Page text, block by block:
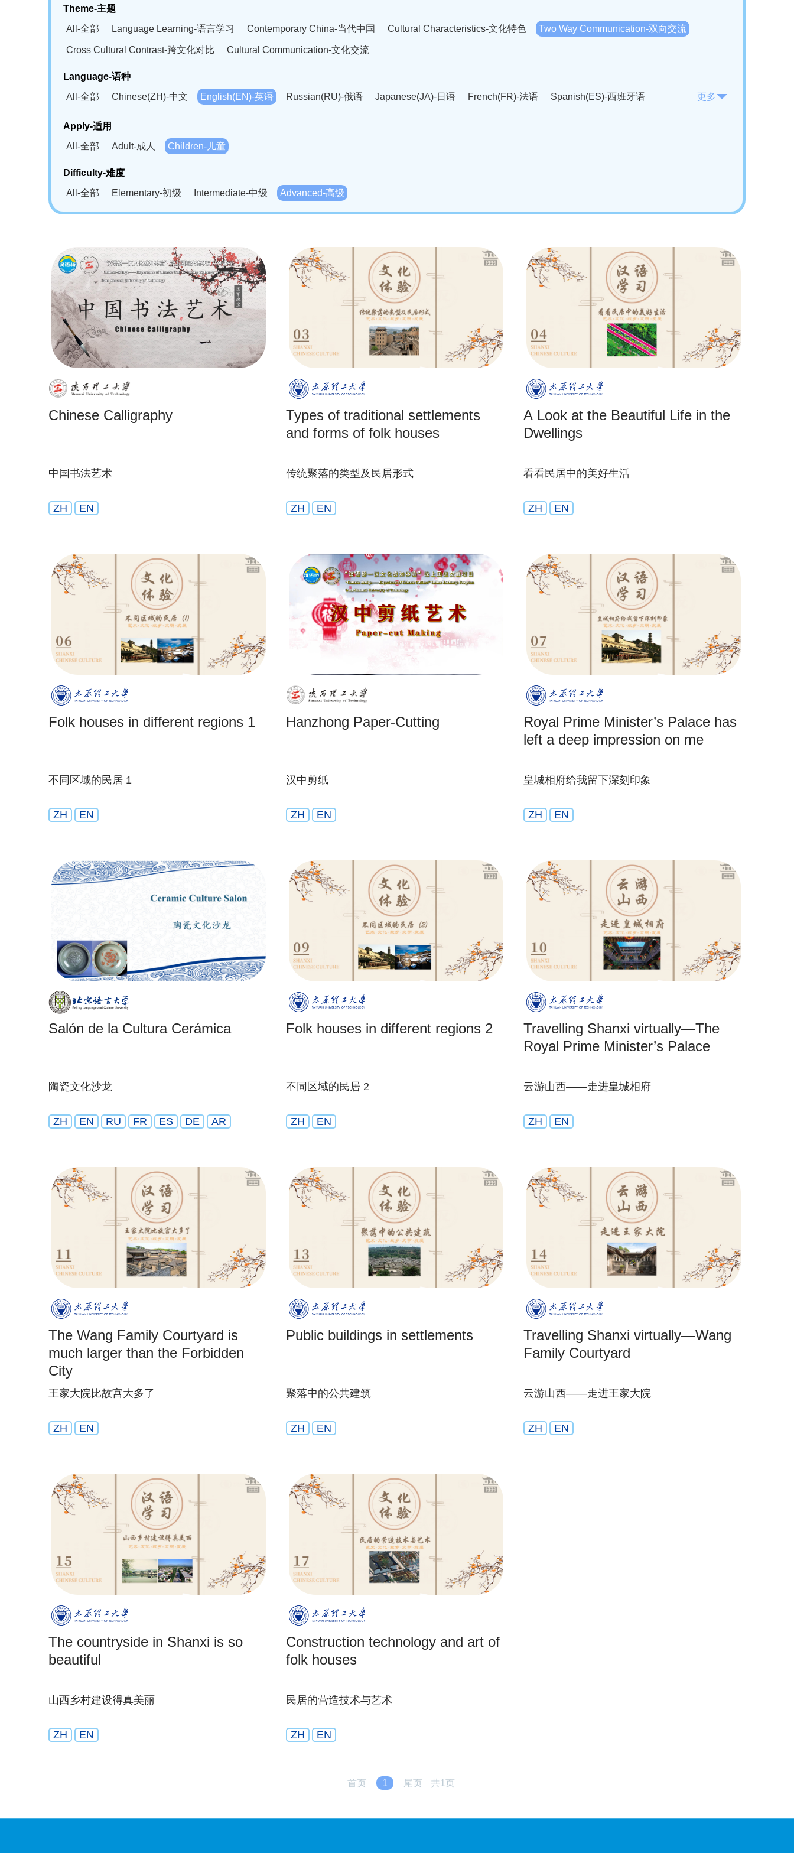
Theme-主题
All-全部
Language Learning-语言学习 Contemporary China-当代中国 Cultural Characteristics-文化特色 Two Way Communication-双向交流
Cross Cultural Contrast-跨文化对比 Cultural Communication-文化交流
Language-语种
All-全部
Chinese(ZH)-中文 English(EN)-英语 Russian(RU)-俄语 Japanese(JA)-日语 French(FR)-法语
Spanish(ES)-西班牙语
Bahasa Melayu(MS)-马来语
Swahili(SW)-斯瓦西里语
Kampuchea(KH)-柬埔寨语
更多
Apply-适用
All-全部
Adult-成人 Children-儿童
Difficulty-难度
All-全部
Elementary-初级 Intermediate-中级 Advanced-高级
Chinese Calligraphy
中国书法艺术
ZH EN
Types of traditional settlements
and forms of folk houses
传统聚落的类型及民居形式
ZH EN
A Look at the Beautiful Life in the
Dwellings
看看民居中的美好生活
ZH EN
Folk houses in different regions 1
不同区域的民居 1
ZH EN
Hanzhong Paper-Cutting
汉中剪纸
ZH EN
Royal Prime Minister’s Palace has
left a deep impression on me
皇城相府给我留下深刻印象
ZH EN
Salón de la Cultura Cerámica
陶瓷文化沙龙
ZH EN RU FR ES DE AR
Folk houses in different regions 2
不同区域的民居 2
ZH EN
Travelling Shanxi virtually—The
Royal Prime Minister’s Palace
云游山西——走进皇城相府
ZH EN
The Wang Family Courtyard is
much larger than the Forbidden
City
王家大院比故宫大多了
ZH EN
Public buildings in settlements
聚落中的公共建筑
ZH EN
Travelling Shanxi virtually—Wang
Family Courtyard
云游山西——走进王家大院
ZH EN
The countryside in Shanxi is so
beautiful
山西乡村建设得真美丽
ZH EN
Construction technology and art of
folk houses
民居的营造技术与艺术
ZH EN
首页 1 尾页 共1页